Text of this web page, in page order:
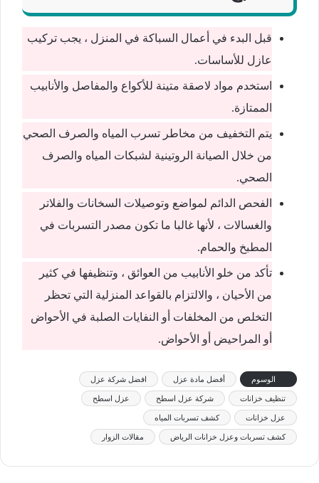
قبل البدء في أعمال السباكة في المنزل ، يجب تركيب
عازل للأساسات.
استخدم مواد لاصقة متينة للأكواع والمفاصل والأنابيب
الممتازة.
يتم التخفيف من مخاطر تسرب المياه والصرف الصحي
من خلال الصيانة الروتينية لشبكات المياه والصرف
الصحي.
الفحص الدائم لمواضع وتوصيلات السخانات والفلاتر
والغسالات ، لأنها غالبا ما تكون مصدر التسربات في
المطبخ والحمام.
تأكد من خلو الأنابيب من العوائق ، وتنظيفها في كثير
من الأحيان ، والالتزام بالقواعد المنزلية التي تحظر
التخلص من المخلفات أو النفايات الصلبة في الأحواض
أو المراحيض أو الأحواض.
الوسوم أفضل مادة عزل افضل شركة عزل
تنظيف خزانات شركة عزل اسطح عزل اسطح
عزل خزانات كشف تسربات المياه
كشف تسربات وعزل خزانات الرياض مقالات الزوار